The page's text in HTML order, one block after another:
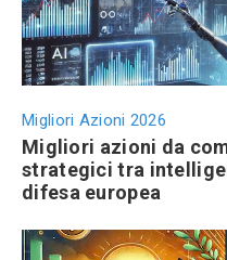
Migliori Azioni 2026
Migliori azioni da
strategici tra
difesa europea